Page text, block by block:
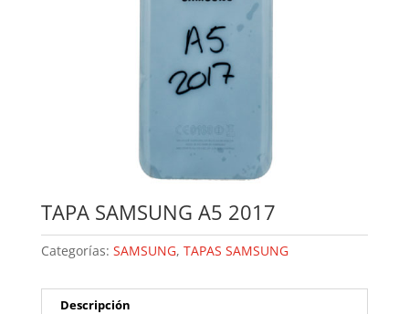
TAPA SAMSUNG A5 2017
Categorías: SAMSUNG, TAPAS SAMSUNG
Descripción